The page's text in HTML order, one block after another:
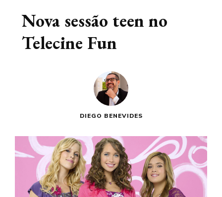
Nova sessão teen no
Telecine Fun
DIEGO BENEVIDES